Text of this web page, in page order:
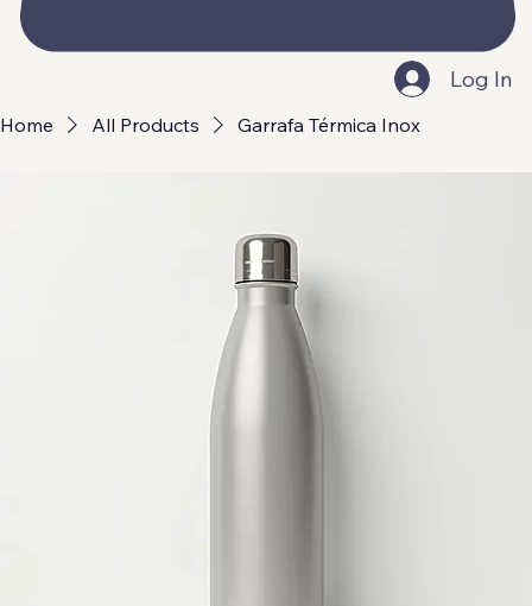
Log In
Home All Products Garrafa Térmica Inox